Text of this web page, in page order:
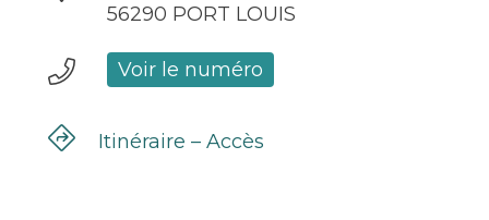
56290 PORT LOUIS
Voir le numéro
Itinéraire – Accès